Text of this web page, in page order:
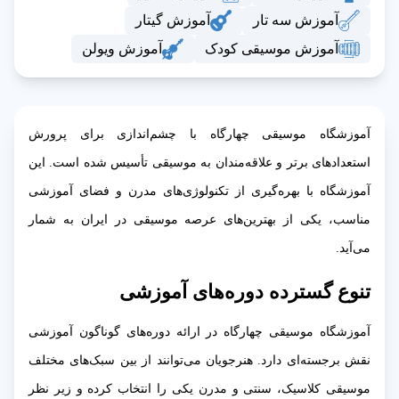
آموزش سه تار
آموزش گیتار
آموزش موسیقی کودک
آموزش ویولن
آموزشگاه موسیقی چهارگاه با چشم‌اندازی برای پرورش
استعدادهای برتر و علاقه‌مندان به موسیقی تأسیس شده است. این
آموزشگاه با بهره‌گیری از تکنولوژی‌های مدرن و فضای آموزشی
مناسب، یکی از بهترین‌های عرصه موسیقی در ایران به شمار
می‌آید.
تنوع گسترده دوره‌های آموزشی
آموزشگاه موسیقی چهارگاه در ارائه دوره‌های گوناگون آموزشی
نقش برجسته‌ای دارد. هنرجویان می‌توانند از بین سبک‌های مختلف
موسیقی کلاسیک، سنتی و مدرن یکی را انتخاب کرده و زیر نظر